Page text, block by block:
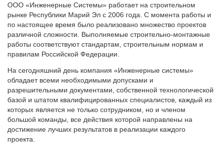
ООО «Инженерные Системы» работает на строительном
рынке Республики Марий Эл с 2006 года. С момента работы и
по настоящее время было реализовано множество проектов
различной сложности. Выполняемые строительно-монтажные
работы соответствуют стандартам, строительным нормам и
правилам Российской Федерации.
На сегодняшний день компания «Инженерные системы»
обладает всеми необходимыми допусками и
разрешительными документами, собственной технологической
базой и штатом квалифицированных специалистов, каждый из
которых является не только сотрудником, но и членом
большой команды, все действия которой направлены на
достижение лучших результатов в реализации каждого
проекта.